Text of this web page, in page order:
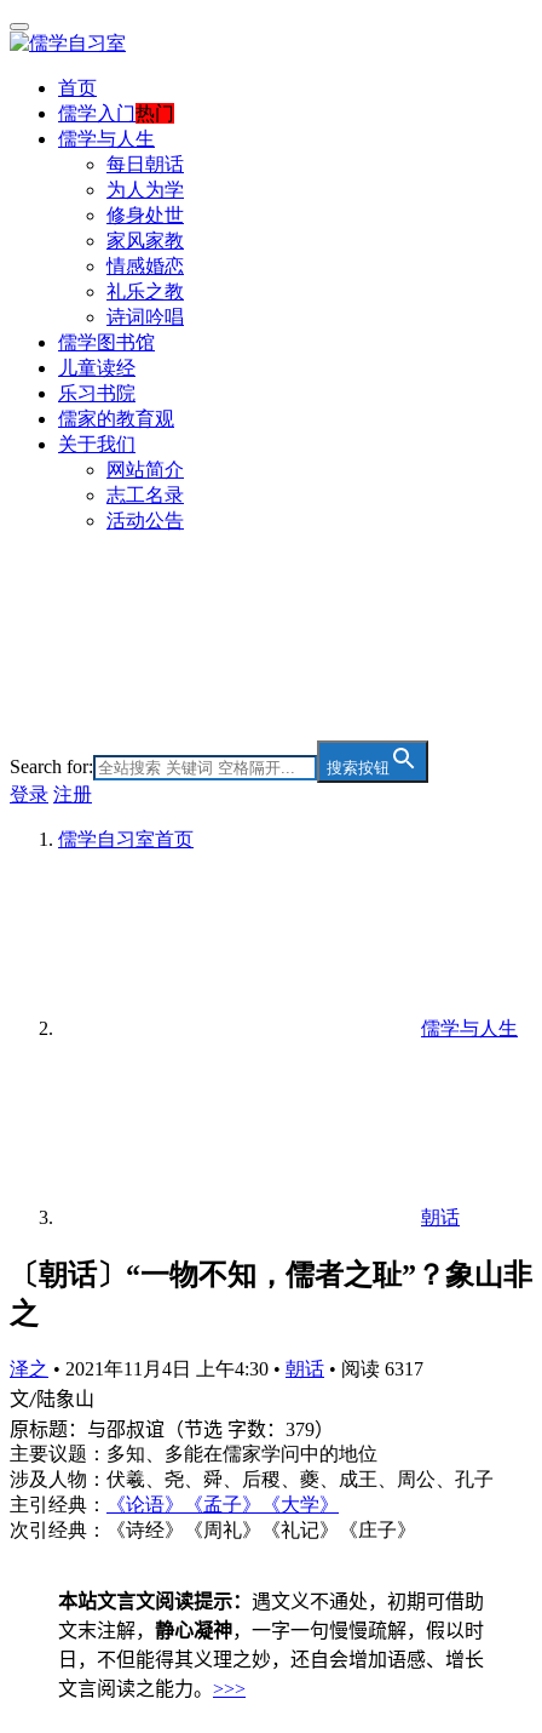
首页
儒学入门热门
儒学与人生
每日朝话
为人为学
修身处世
家风家教
情感婚恋
礼乐之教
诗词吟唱
儒学图书馆
儿童读经
乐习书院
儒家的教育观
关于我们
网站简介
志工名录
活动公告
Search for: 搜索按钮
登录 注册
儒学自习室首页
儒学与人生
朝话
〔朝话〕“一物不知，儒者之耻”？象山非
之
泽之 • 2021年11月4日 上午4:30 • 朝话 • 阅读 6317
文/陆象山
原标题：与邵叔谊（节选 字数： 379）
主要议题：多知、多能在儒家学问中的地位
涉及人物：伏羲、尧、舜、后稷、夔、成王、周公、孔子
主引经典：
《论语》 《孟子》
《大学》
次引经典：《诗经》《周礼》《礼记》《庄子》
本站文言文阅读提示： 遇文义不通处，初期可借助
文末注解， 静心凝神，一字一句慢慢疏解，假以时
日，不但能得其义理之妙，还自会增加语感、增长
文言阅读之能力。 >>>